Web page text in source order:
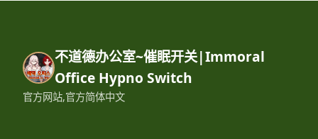
不道德办公室~催眠开关|Immoral
Office Hypno Switch
官方网站,官方简体中文